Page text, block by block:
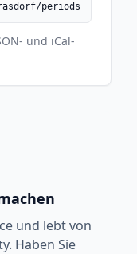
periods
und iCal-
und lebt von
Haben Sie